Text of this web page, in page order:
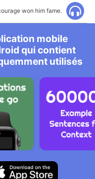
won him fame.
mobile
qui contient
utilisés